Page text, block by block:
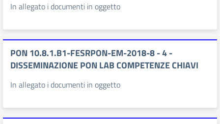
In allegato i documenti in oggetto
PON 10.8.1.B1-FESRPON-EM-2018-8 - 4 -
DISSEMINAZIONE PON LAB COMPETENZE CHIAVI
In allegato i documenti in oggetto